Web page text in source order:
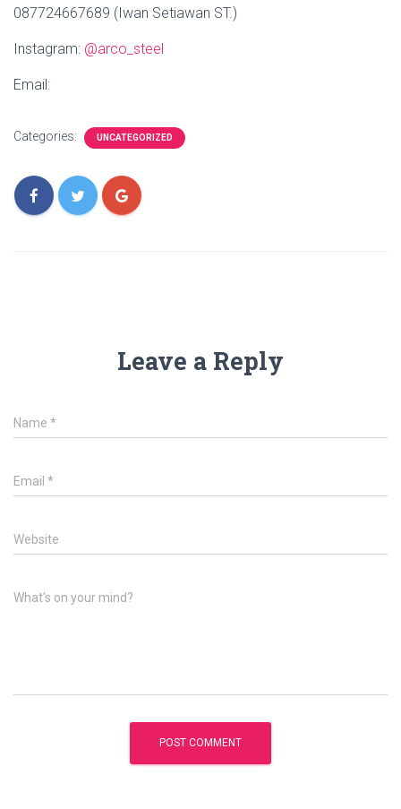
087724667689 (Iwan Setiawan ST.)
Instagram: @arco_steel
Email:
Categories: UNCATEGORIZED
Leave a Reply
Name *
Email *
Website
What's on your mind?